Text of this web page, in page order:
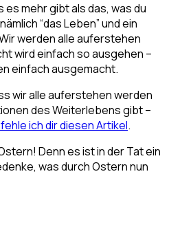
es mehr gibt als das, was du
“das Leben” und ein
werden alle auferstehen
wird einfach so ausgehen –
einfach ausgemacht.
wir alle auferstehen werden
des Weiterlebens gibt –
ich dir diesen Artikel.
Denn es ist in der Tat ein
was durch Ostern nun